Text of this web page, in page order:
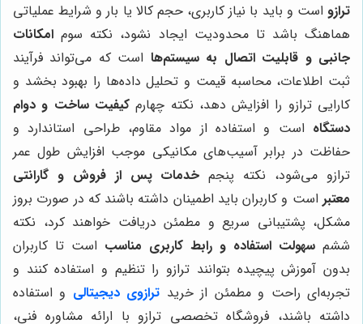
ترازو است و باید با نیاز کاربری، حجم کالا یا بار و شرایط عملیاتی
هماهنگ باشد تا محدودیت ایجاد نشود، نکته سوم امکانات
جانبی و قابلیت اتصال به سیستم‌ها است که می‌تواند فرآیند
ثبت اطلاعات، محاسبه قیمت و تحلیل داده‌ها را بهبود بخشد و
کارایی ترازو را افزایش دهد، نکته چهارم کیفیت ساخت و دوام
دستگاه است و استفاده از مواد مقاوم، طراحی استاندارد و
حفاظت در برابر آسیب‌های مکانیکی موجب افزایش طول عمر
ترازو می‌شود، نکته پنجم خدمات پس از فروش و گارانتی
معتبر است و کاربران باید اطمینان داشته باشند که در صورت بروز
مشکل، پشتیبانی سریع و مطمئن دریافت خواهند کرد، نکته
ششم سهولت استفاده و رابط کاربری مناسب است تا کاربران
بدون آموزش پیچیده بتوانند ترازو را تنظیم و استفاده کنند و
تجربه‌ای راحت و مطمئن از خرید ترازوی دیجیتالی و استفاده
داشته باشند، فروشگاه تخصصی ترازو با ارائه مشاوره فنی،